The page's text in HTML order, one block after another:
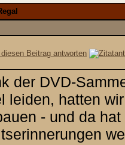
der DVD-
leiden, hatten
- und da